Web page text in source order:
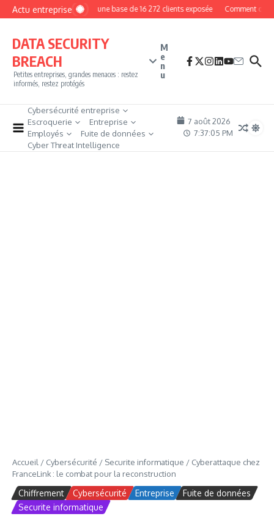
Aller au contenu
Actu entrepriseMyPhoto : une base de 16 272 clients exposée Comment
DATA SECURITY
BREACH
Petites entreprises, grandes menaces : restez
informés, restez protégés
M
e
n
u
Cybersécurité entreprise
Escroquerie
Entreprise
Employés
Fuite de données
Cyber Threat Intelligence
7 août 2026
7:37:07 PM
Accueil / Cybersécurité / Securite informatique / Cyberattaque chez
FranceLink : le combat pour la reconstruction
Chiffrement Cybersécurité Entreprise
Fuite de données
Securite informatique